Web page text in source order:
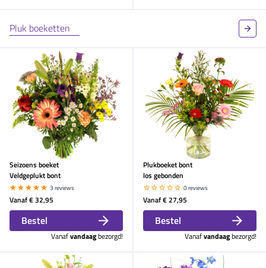
Pluk boeketten
Seizoens boeket
Veldgeplukt bont
3 reviews
Vanaf€ 32,95
Bestel
Vanafvandaagbezorgd!
Plukboeket bont
los gebonden
0 reviews
Vanaf€ 27,95
Bestel
Vanafvandaagbezorgd!